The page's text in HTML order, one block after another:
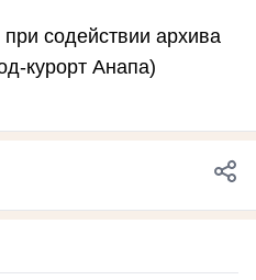
содействии архива
курорт Анапа)